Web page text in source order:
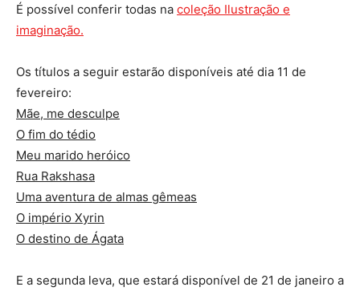
É possível conferir todas na coleção Ilustração e
imaginação.
Os títulos a seguir estarão disponíveis até dia 11 de
fevereiro:
Mãe, me desculpe
O fim do tédio
Meu marido heróico
Rua Rakshasa
Uma aventura de almas gêmeas
O império Xyrin
O destino de Ágata
E a segunda leva, que estará disponível de 21 de janeiro a